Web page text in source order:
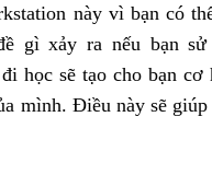
này vì bạn có
gì xảy ra nếu bạn
học sẽ tạo cho bạn
mình. Điều này sẽ